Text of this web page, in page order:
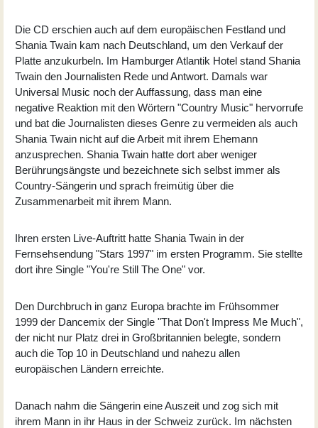
Die CD erschien auch auf dem europäischen Festland und
Shania Twain kam nach Deutschland, um den Verkauf der
Platte anzukurbeln. Im Hamburger Atlantik Hotel stand Shania
Twain den Journalisten Rede und Antwort. Damals war
Universal Music noch der Auffassung, dass man eine
negative Reaktion mit den Wörtern "Country Music" hervorrufe
und bat die Journalisten dieses Genre zu vermeiden als auch
Shania Twain nicht auf die Arbeit mit ihrem Ehemann
anzusprechen. Shania Twain hatte dort aber weniger
Berührungsängste und bezeichnete sich selbst immer als
Country-Sängerin und sprach freimütig über die
Zusammenarbeit mit ihrem Mann.
Ihren ersten Live-Auftritt hatte Shania Twain in der
Fernsehsendung "Stars 1997" im ersten Programm. Sie stellte
dort ihre Single "You're Still The One" vor.
Den Durchbruch in ganz Europa brachte im Frühsommer
1999 der Dancemix der Single "That Don't Impress Me Much",
der nicht nur Platz drei in Großbritannien belegte, sondern
auch die Top 10 in Deutschland und nahezu allen
europäischen Ländern erreichte.
Danach nahm die Sängerin eine Auszeit und zog sich mit
ihrem Mann in ihr Haus in der Schweiz zurück. Im nächsten